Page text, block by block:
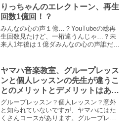
「はじめました」動画を出しますが、あ
れは数時間練...
りっちゃんのエレクトーン、再生
回数1億回！？
みんなの心の声１億…？YouTubeの総再
生回数見たけど、一桁違うんじゃ…？未
来人1年後は１億ダみんなの心の声誰だよ
ｗみんなの心の声から聞こえてくるよう
に、YouT...
ヤマハ音楽教室、グループレッス
ンと個人レッスンの先生が違うこ
とのメリットとデメリットはある
の？
グループレッスン？個人レッスン？意外
と知られていないですが、ヤマハにはた
くさんコースがあります。グループレッ